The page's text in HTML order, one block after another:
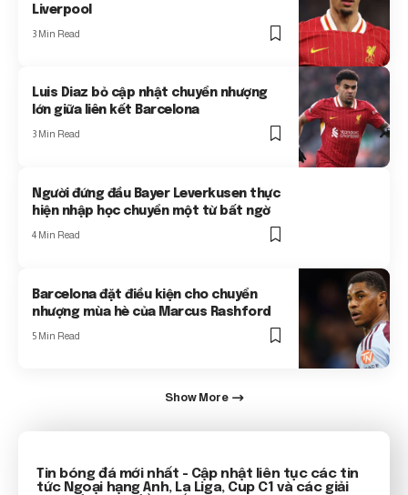
Liverpool
3 Min Read
Luis Diaz bỏ cập nhật chuyển nhượng
lớn giữa liên kết Barcelona
3 Min Read
Người đứng đầu Bayer Leverkusen thực
hiện nhập học chuyển một từ bất ngờ
4 Min Read
Barcelona đặt điều kiện cho chuyển
nhượng mùa hè của Marcus Rashford
5 Min Read
Show More
Tin bóng đá mới nhất - Cập nhật liên tục các tin
tức Ngoại hạng Anh, La Liga, Cup C1 và các giải